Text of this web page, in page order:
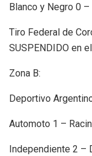
Blanco y Negro 0
Tiro Federal de
SUSPENDIDO en
Zona B:
Deportivo
Automoto 1 –
Independiente 2 –